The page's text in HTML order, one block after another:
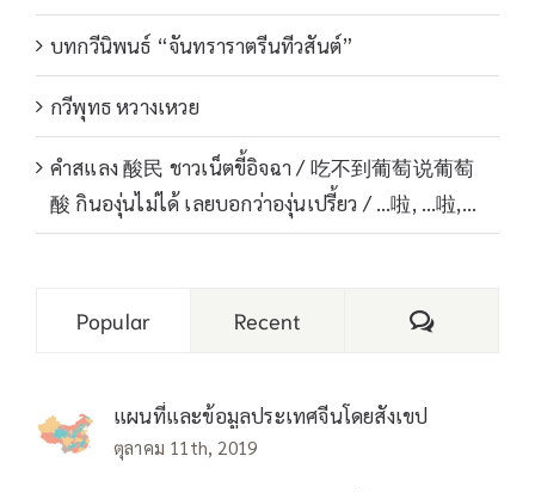
บทกวีนิพนธ์ “จันทราราตรีนทีวสันต์”
กวีพุทธ หวางเหวย
คำสแลง 酸民 ชาวเน็ตขี้อิจฉา / 吃不到葡萄说葡萄
酸 กินองุ่นไม่ได้ เลยบอกว่าองุ่นเปรี้ยว / …啦, …啦,…
Popular Recent Comments
แผนที่และข้อมูลประเทศจีนโดยสังเขป
ตุลาคม 11th, 2019